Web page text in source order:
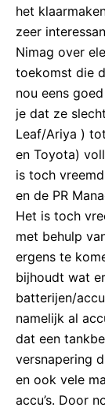
het
zeer
Nimag over
toekomst die
nou eens
je dat ze
Leaf/Ariya )
en Toyota)
is toch
en de PR
Het is toch
met behulp
ergens te
bijhoudt wat
batterijen/
namelijk al
dat een
versnapering
en ook vele
accu’s. Door